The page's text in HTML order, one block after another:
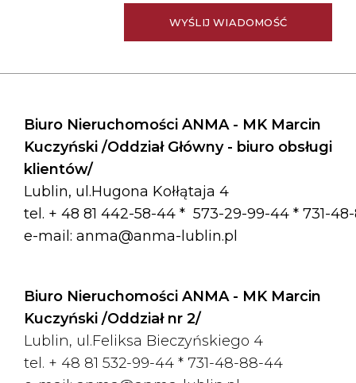
Biuro Nieruchomości ANMA - MK Marcin
Kuczyński /Oddział Główny - biuro obsługi
klientów/
Lublin, ul.Hugona Kołłątaja 4
tel. + 48 81 442-58-44 * 573-29-99-44 * 731-
e-mail: anma@anma-lublin.pl
Biuro Nieruchomości ANMA - MK Marcin
Kuczyński /Oddział nr 2/
Lublin, ul.Feliksa Bieczyńskiego 4
tel. + 48 81 532-99-44 * 731-48-88-44